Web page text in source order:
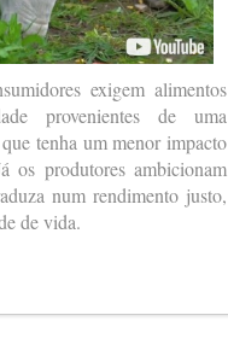
exigem alimentos
provenientes de uma
tenha um menor impacto
os produtores ambicionam
num rendimento justo,
de vida.